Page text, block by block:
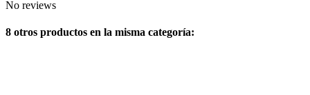
No reviews
8 otros productos en la misma categoría: